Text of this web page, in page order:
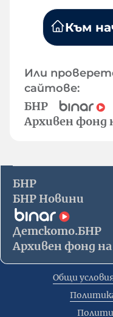
Към
Или
сайтове:
БНР
Архивен фонд
БНР
БНР Новини
Детското.БНР
Архивен фонд
Общи